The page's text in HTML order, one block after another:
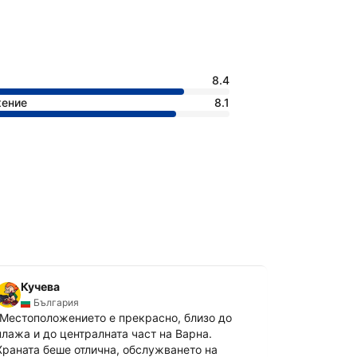
8.4
8.1
Кучева
България
е прекрасно, близо до
и до централната част на Варна.
беше отлична, обслужването на